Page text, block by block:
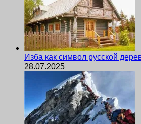
Изба как символ русской
28.07.2025